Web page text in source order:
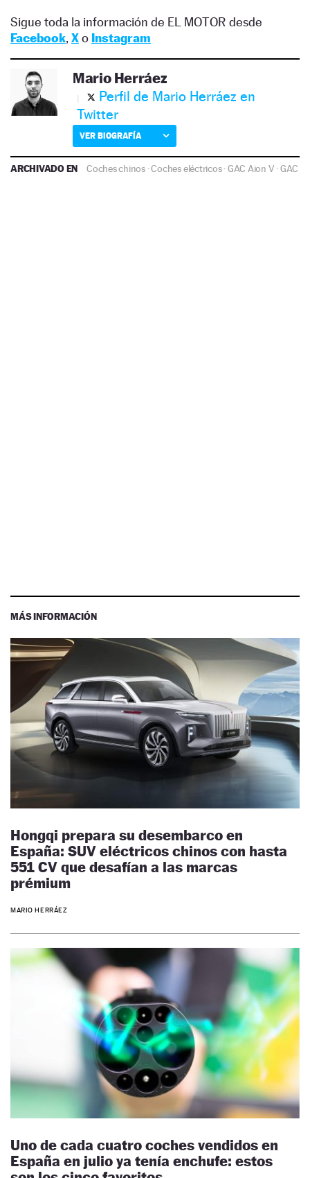
Sigue toda la información de EL MOTOR desde
Facebook, Xo Instagram
Mario Herráez
Perfil de Mario Herráez en
Twitter
VER BIOGRAFÍA
ARCHIVADO EN Coches chinos ·Coches eléctricos·GAC Aion V ·GAC
MÁS INFORMACIÓN
Hongqi prepara su desembarco en
España: SUV eléctricos chinos con hasta
551 CV que desafían a las marcas
prémium
MARIO HERRÁEZ
Uno de cada cuatro coches vendidos en
España en julio ya tenía enchufe: estos